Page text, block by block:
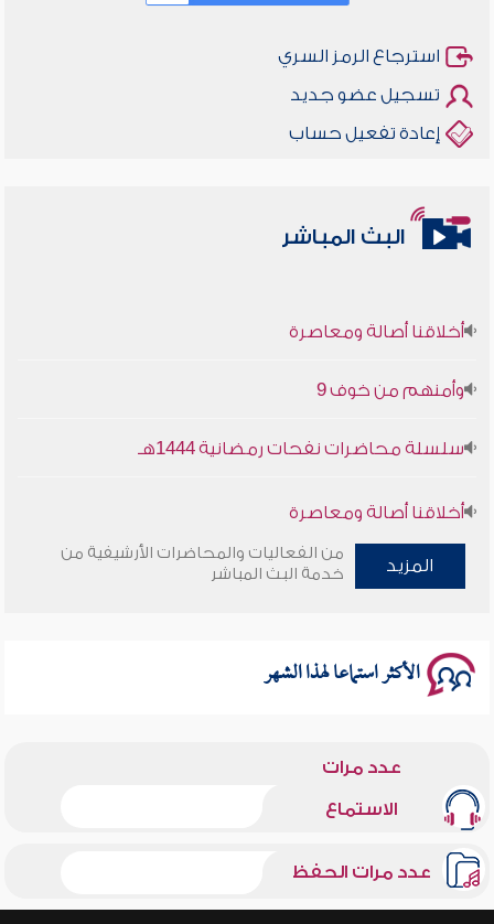
استرجاع الرمز السري
تسجيل عضو جديد
إعادة تفعيل حساب
البث المباشر
أخلاقنا أصالة ومعاصرة
وأمنهم من خوف 9
سلسلة محاضرات نفحات رمضانية 1444هـ
أخلاقنا أصالة ومعاصرة
وأمنهم من خوف 9
المزيد
من الفعاليات والمحاضرات الأرشيفية من
خدمة البث المباشر
الأكثر استماعا لهذا الشهر
عدد مرات
الاستماع
عدد مرات الحفظ